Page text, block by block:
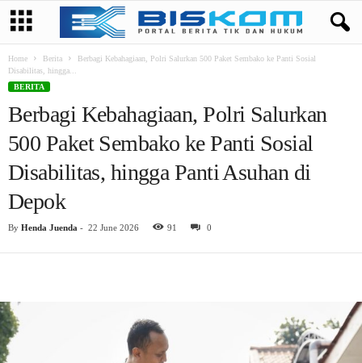
Home Berita
Berbagi Kebahagiaan, Polri Salurkan 500 Paket Sembako ke Panti Sosial
Disabilitas, hingga...
BERITA
Berbagi Kebahagiaan, Polri Salurkan
500 Paket Sembako ke Panti Sosial
Disabilitas, hingga Panti Asuhan di
Depok
By Henda Juenda - 22 June 2026 91 0